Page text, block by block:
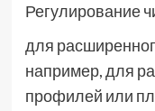
Регулирование
для
например, для
профилей или